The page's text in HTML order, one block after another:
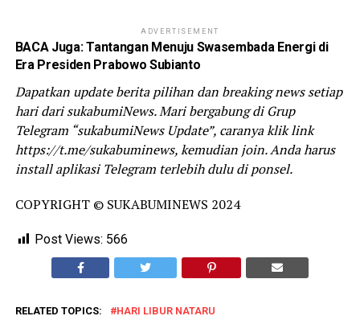
ADVERTISEMENT
BACA Juga:Tantangan Menuju Swasembada Energi di
Era Presiden Prabowo Subianto
Dapatkan update berita pilihan dan breaking news setiap
hari dari sukabumiNews. Mari bergabung di Grup
Telegram “sukabumiNews Update”, caranya klik link
https://t.me/sukabuminews, kemudian join. Anda harus
install aplikasi Telegram terlebih dulu di ponsel.
COPYRIGHT © SUKABUMINEWS 2024
Post Views: 566
RELATED TOPICS: HARI LIBUR NATARU